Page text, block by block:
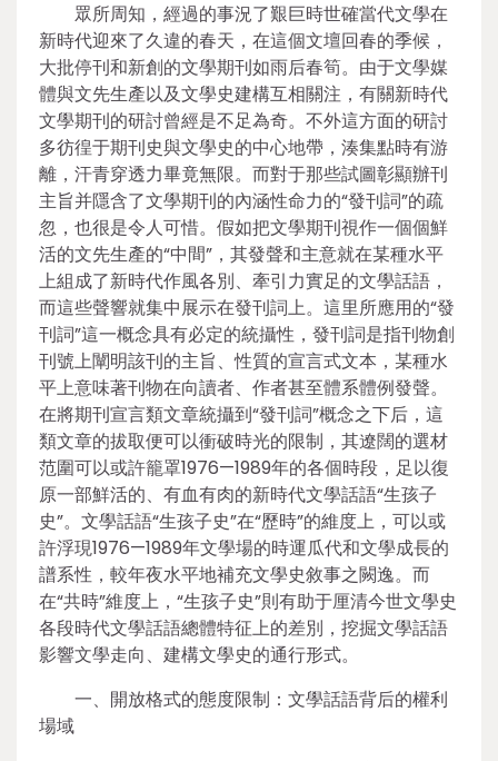
眾所周知，經過的事況了艱巨時世確當代文學在
新時代迎來了久違的春天，在這個文壇回春的季候，
大批停刊和新創的文學期刊如雨后春筍。由于文學媒
體與文先生產以及文學史建構互相關注，有關新時代
文學期刊的研討曾經是不足為奇。不外這方面的研討
多彷徨于期刊史與文學史的中心地帶，湊集點時有游
離，汗青穿透力畢竟無限。而對于那些試圖彰顯辦刊
主旨并隱含了文學期刊的內涵性命力的“發刊詞”的疏
忽，也很是令人可惜。假如把文學期刊視作一個個鮮
活的文先生產的“中間”，其發聲和主意就在某種水平
上組成了新時代作風各別、牽引力實足的文學話語，
而這些聲響就集中展示在發刊詞上。這里所應用的“發
刊詞”這一概念具有必定的統攝性，發刊詞是指刊物創
刊號上闡明該刊的主旨、性質的宣言式文本，某種水
平上意味著刊物在向讀者、作者甚至體系體例發聲。
在將期刊宣言類文章統攝到“發刊詞”概念之下后，這
類文章的拔取便可以衝破時光的限制，其遼闊的選材
范圍可以或許籠罩1976—1989年的各個時段，足以復
原一部鮮活的、有血有肉的新時代文學話語“生孩子
史”。文學話語“生孩子史”在“歷時”的維度上，可以或
許浮現1976—1989年文學場的時運瓜代和文學成長的
譜系性，較年夜水平地補充文學史敘事之闕逸。而
在“共時”維度上，“生孩子史”則有助于厘清今世文學史
各段時代文學話語總體特征上的差別，挖掘文學話語
影響文學走向、建構文學史的通行形式。
一、開放格式的態度限制：文學話語背后的權利
場域